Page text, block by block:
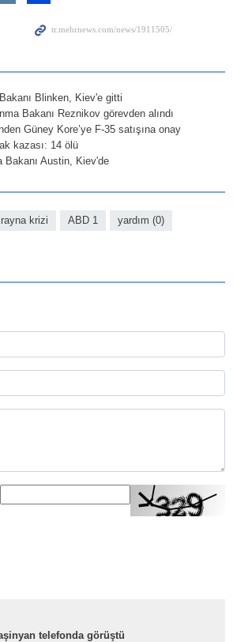
Blinken, Kiev'e gitti
Bakanı Reznikov görevden alındı
Güney Kore’ye F-35 satışına onay
kazası: 14 ölü
Bakanı Austin, Kiev'de
krizi ABD 1 yardım (0)
telefonda görüştü